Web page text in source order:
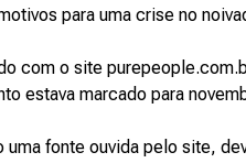
para uma crise no
com o site
estava marcado para
uma fonte ouvida pelo site,